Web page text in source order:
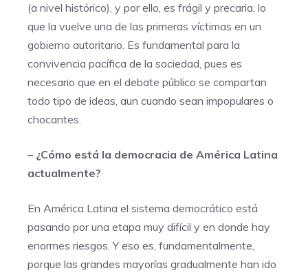
(a nivel histórico), y por ello, es frágil y precaria, lo
que la vuelve una de las primeras víctimas en un
gobierno autoritario. Es fundamental para la
convivencia pacífica de la sociedad, pues es
necesario que en el debate público se compartan
todo tipo de ideas, aun cuando sean impopulares o
chocantes.
– ¿Cómo está la democracia de América Latina
actualmente?
En América Latina el sistema democrático está
pasando por una etapa muy difícil y en donde hay
enormes riesgos. Y eso es, fundamentalmente,
porque las grandes mayorías gradualmente han ido